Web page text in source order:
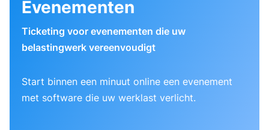
Evenementen
Ticketing voor evenementen die uw
belastingwerk vereenvoudigt
Start binnen een minuut online een evenement
met software die uw werklast verlicht.